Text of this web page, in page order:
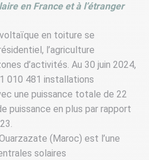
en France et à l’étranger
en toiture se
l’agriculture
d’activités. Au 30 juin 2024,
010 481 installations
une puissance totale de 22
puissance en plus par rapport
(Maroc) est l’une
solaires